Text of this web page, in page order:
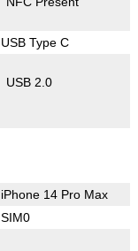
USB Type C
USB 2.0
iPhone 14 Pro Max
SIM0